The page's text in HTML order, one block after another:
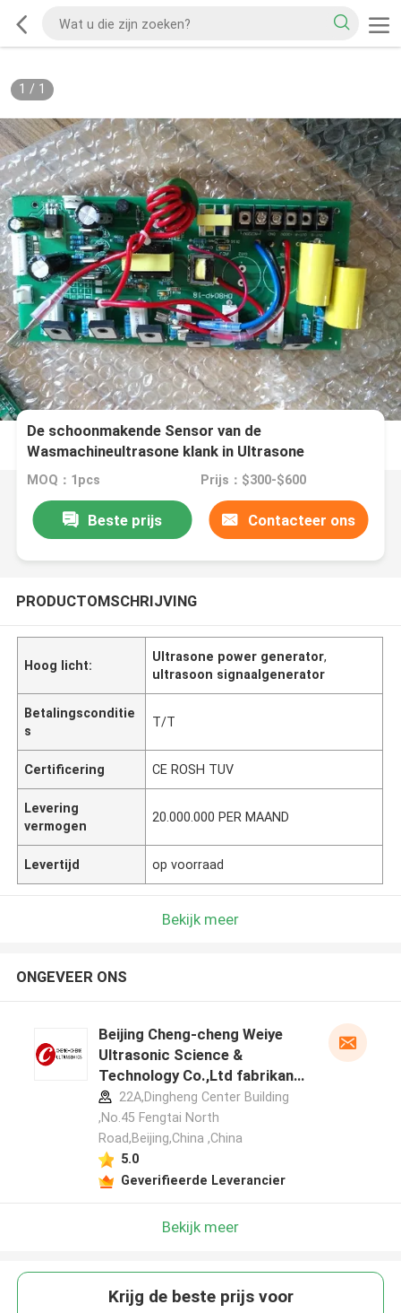
1 / 1
De schoonmakende Sensor van de
Wasmachineultrasone klank in Ultrasone
Schoonmakende Industrie
MOQ：1pcs Prijs：$300-$600
Beste prijs Contacteer ons
PRODUCTOMSCHRIJVING
Hoog licht:
Ultrasone power generator,
ultrasoon signaalgenerator
Betalingsconditie
s
T/T
Certificering CE ROSH TUV
Levering
vermogen
20.000.000 PER MAAND
Levertijd op voorraad
Bekijk meer
ONGEVEER ONS
Beijing Cheng-cheng Weiye
Ultrasonic Science &
Technology Co.,Ltd fabrikant
profiel22A,Dingheng Center Building
,No.45 Fengtai North
Road,Beijing,China ,China
5.0
Geverifieerde Leverancier
Bekijk meer
Krijg de beste prijs voor